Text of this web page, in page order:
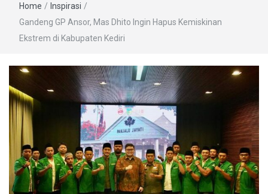
Home / Inspirasi /
Gandeng GP Ansor, Mas Dhito Ingin Hapus Kemiskinan
Ekstrem di Kabupaten Kediri